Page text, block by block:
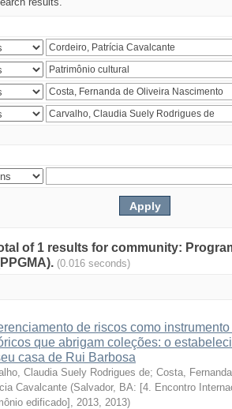
of 1 results for community:
(0.016 seconds)
de riscos como
que abrigam coleções: o
casa de Rui Barbosa
Claudia Suely Rodrigues de; Costa,
Cavalcante (Salvador, BA: [4. Encontro
edificado], 2013, 2013)